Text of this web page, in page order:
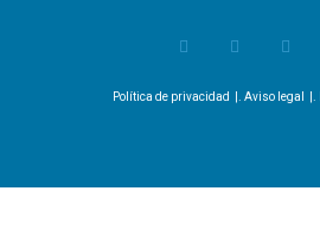
Política de privacidad |. Aviso legal |.